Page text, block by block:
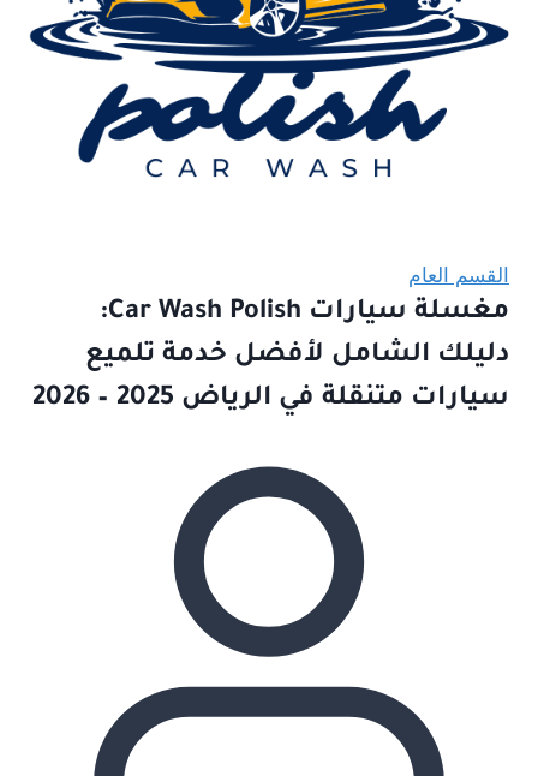
القسم العام
مغسلة سيارات Car Wash Polish:
دليلك الشامل لأفضل خدمة تلميع
سيارات متنقلة في الرياض 2025 – 2026